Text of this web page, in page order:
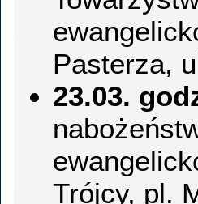
Pasterza,
23.03.
Trójcy, pl.